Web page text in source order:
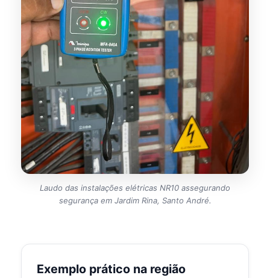
Laudo das instalações elétricas NR10 assegurando
segurança em Jardim Rina, Santo André.
Exemplo prático na região